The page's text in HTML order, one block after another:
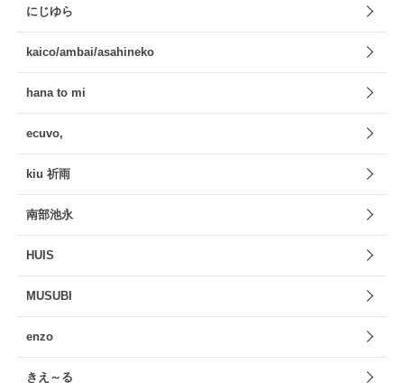
にじゆら
kaico/ambai/asahineko
hana to mi
ecuvo,
kiu 祈雨
南部池永
HUIS
MUSUBI
enzo
きえ～る